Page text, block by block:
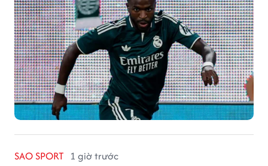
SAO SPORT 1 giờ trước